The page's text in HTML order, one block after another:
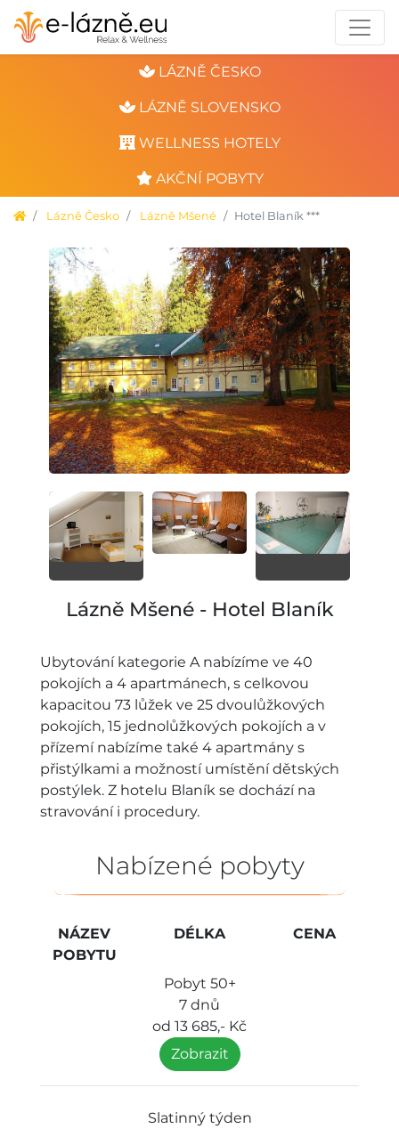
LÁZNĚ ČESKO
LÁZNĚ SLOVENSKO
WELLNESS HOTELY
AKČNÍ POBYTY
Lázně Česko Lázně Mšené Hotel Blaník ***
Lázně Mšené - Hotel Blaník
Ubytování kategorie A nabízíme ve 40
pokojích a 4 apartmánech, s celkovou
kapacitou 73 lůžek ve 25 dvoulůžkových
pokojích, 15 jednolůžkových pokojích a v
přízemí nabízíme také 4 apartmány s
přistýlkami a možností umístění dětských
postýlek. Z hotelu Blaník se dochází na
stravování i procedury.
Nabízené pobyty
NÁZEV
POBYTU
DÉLKA CENA
Pobyt 50+
7 dnů
od 13 685,- Kč
Zobrazit
Slatinný týden